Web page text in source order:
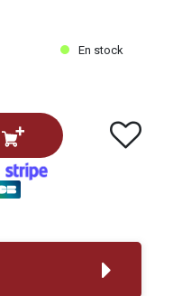
En stock